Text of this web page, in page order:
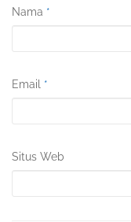
Nama *
Email *
Situs Web